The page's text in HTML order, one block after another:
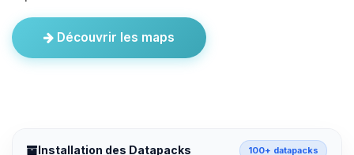
Découvrir les maps
Installation des Datapacks 100+ datapacks